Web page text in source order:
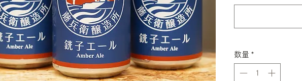
数量 *